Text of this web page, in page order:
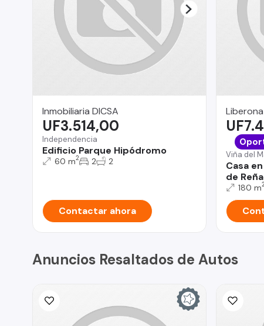
Inmobiliaria DICSA
Independencia
Edificio Parque Hipódromo
UF3.514,00
60 m2 2 2
Contactar ahora
Viña del
Casa
de
180 m
Anuncios Resaltados de Autos